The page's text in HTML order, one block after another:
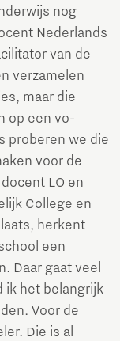
nog
Nederlands
van de
verzamelen
maar die
op een vo-
proberen we die
voor de
LO en
College en
herkent
een
Daar gaat veel
ik het belangrijk
Voor de
Die is al